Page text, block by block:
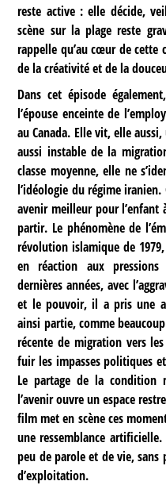
reste active : elle décide,
scène sur la plage reste
rappelle qu’au cœur de
de la créativité et de la
Dans cet épisode
l’épouse enceinte de
au Canada. Elle vit, elle
aussi instable de la
classe moyenne, elle ne
l’idéologie du régime iranien.
avenir meilleur pour l’enfant
partir. Le phénomène de
révolution islamique de
en réaction aux
dernières années, avec
et le pouvoir, il a pris une
ainsi partie, comme
récente de migration vers
fuir les impasses politiques
Le partage de la condition
l’avenir ouvre un espace
film met en scène ces
une ressemblance
peu de parole et de vie,
d’exploitation.